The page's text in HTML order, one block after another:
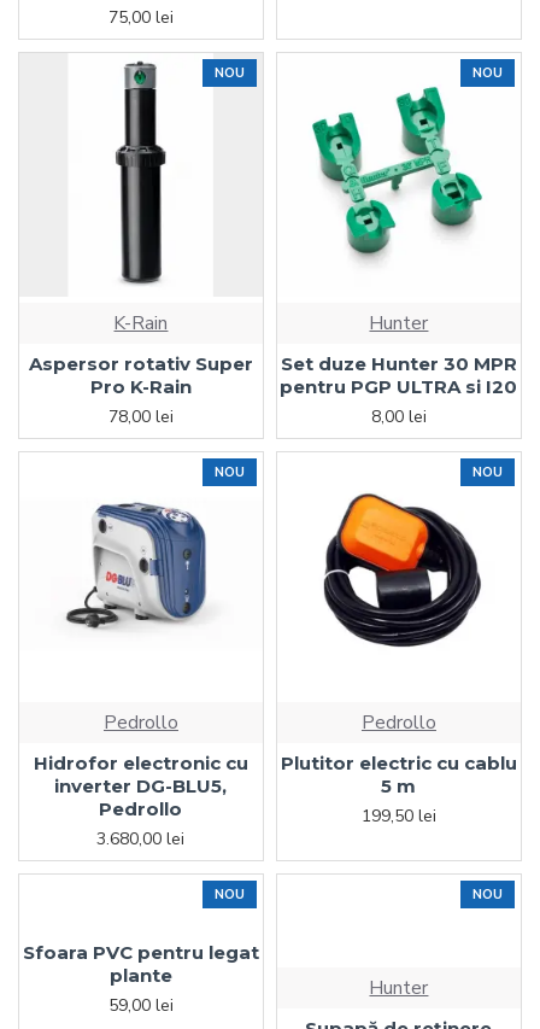
75,00 lei
NOU
K-Rain
Aspersor rotativ Super
Pro K-Rain
78,00 lei
NOU
Hunter
Set duze Hunter 30 MPR
pentru PGP ULTRA si I20
8,00 lei
NOU
Pedrollo
Hidrofor electronic cu
inverter DG-BLU5,
Pedrollo
3.680,00 lei
NOU
Pedrollo
Plutitor electric cu cablu
5 m
199,50 lei
NOU
Sfoara PVC pentru legat
plante
59,00 lei
NOU
Hunter